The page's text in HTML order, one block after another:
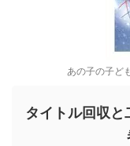
あの子の子ど
タイトル回収